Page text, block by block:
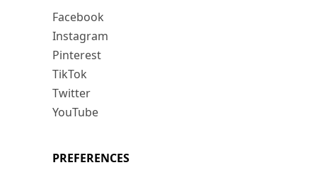
Facebook
Instagram
Pinterest
TikTok
Twitter
YouTube
PREFERENCES